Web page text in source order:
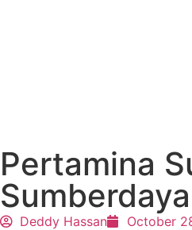
Pertamina
Deddy Hassan October